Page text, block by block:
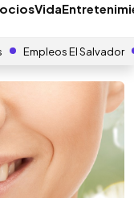
Vida
Empleos El Salvador